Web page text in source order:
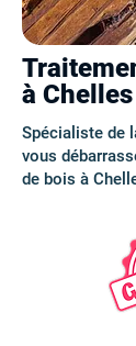
à Chelles
Spécialiste de
vous
de bois à